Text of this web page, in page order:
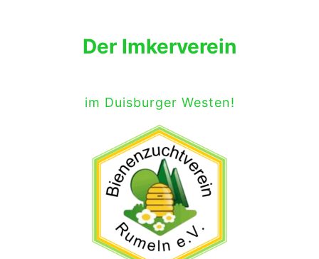
Der Imkerverein
im Duisburger Westen!